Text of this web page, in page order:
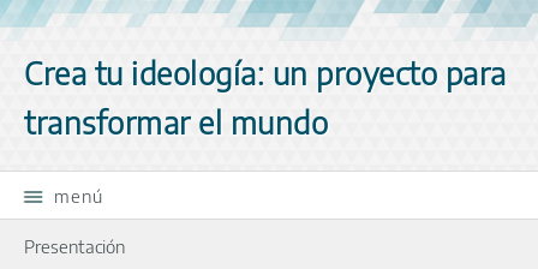
Crea tu ideología: un proyecto para
transformar el mundo
menú
Presentación